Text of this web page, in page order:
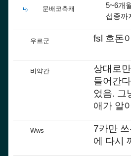
문배코축캐
5~6개
섭종까
우르군 fsl 호돈
비약간
상대로
들어간
었음. 그
애가 알
Wws
7카만
에 다시